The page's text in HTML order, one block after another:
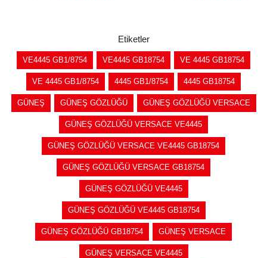
Etiketler
VE4445 GB1/8754 VE4445 GB18754 VE 4445 GB18754
VE 4445 GB1/8754 4445 GB1/8754 4445 GB18754
GÜNEŞ GÜNEŞ GÖZLÜĞÜ GÜNEŞ GÖZLÜĞÜ VERSACE
GÜNEŞ GÖZLÜĞÜ VERSACE VE4445
GÜNEŞ GÖZLÜĞÜ VERSACE VE4445 GB18754
GÜNEŞ GÖZLÜĞÜ VERSACE GB18754
GÜNEŞ GÖZLÜĞÜ VE4445
GÜNEŞ GÖZLÜĞÜ VE4445 GB18754
GÜNEŞ GÖZLÜĞÜ GB18754 GÜNEŞ VERSACE
GÜNEŞ VERSACE VE4445